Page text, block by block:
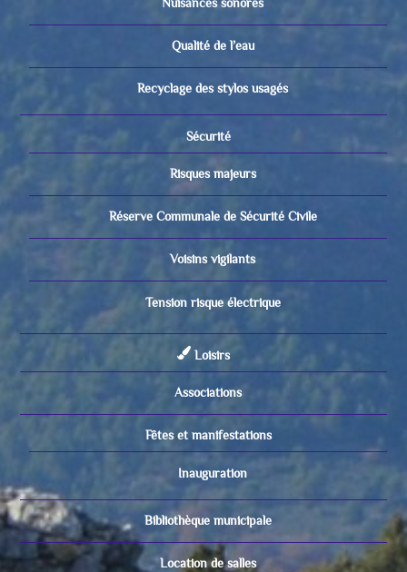
Nuisances sonores
Qualité de l’eau
Recyclage des stylos usagés
Sécurité
Risques majeurs
Réserve Communale de Sécurité Civile
Voisins vigilants
Tension risque électrique
Loisirs
Associations
Fêtes et manifestations
Inauguration
Bibliothèque municipale
Location de salles